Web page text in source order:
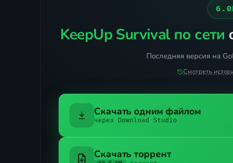
KeepUp Survival по сети
Последняя версия на
Смотреть
Скачать одним файлом
через Download Studio
Скачать торрент